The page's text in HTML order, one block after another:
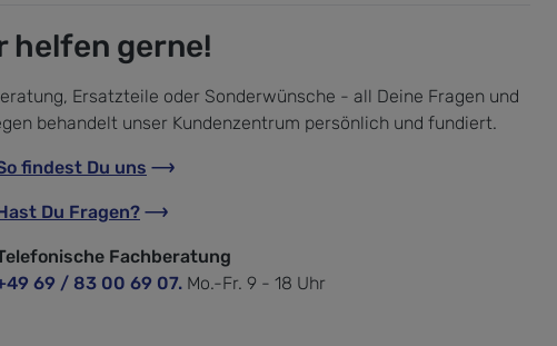
helfen gerne!
Ersatzteile oder Sonderwünsche - all Deine Fragen und
behandelt unser Kundenzentrum persönlich und fundiert.
findest Du uns
Du Fragen?
Fachberatung
69 / 83 00 69 07. Mo.-Fr. 9 - 18 Uhr